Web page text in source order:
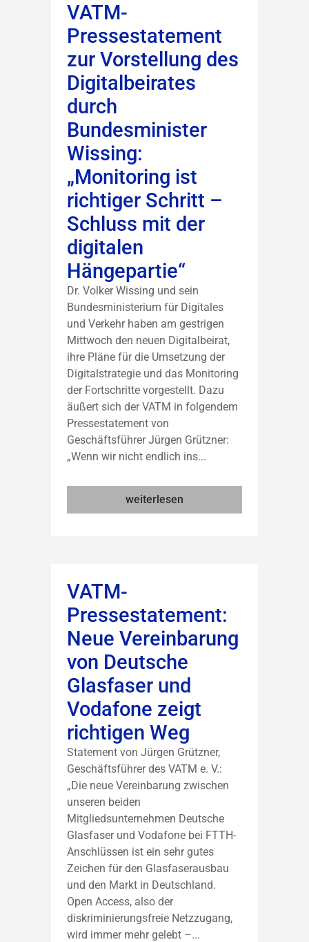
VATM-
Pressestatement
zur Vorstellung des
Digitalbeirates
durch
Bundesminister
Wissing:
„Monitoring ist
richtiger Schritt –
Schluss mit der
digitalen
Hängepartie“
Dr. Volker Wissing und sein
Bundesministerium für Digitales
und Verkehr haben am gestrigen
Mittwoch den neuen Digitalbeirat,
ihre Pläne für die Umsetzung der
Digitalstrategie und das Monitoring
der Fortschritte vorgestellt. Dazu
äußert sich der VATM in folgendem
Pressestatement von
Geschäftsführer Jürgen Grützner:
„Wenn wir nicht endlich ins...
weiterlesen
VATM-
Pressestatement:
Neue Vereinbarung
von Deutsche
Glasfaser und
Vodafone zeigt
richtigen Weg
Statement von Jürgen Grützner,
Geschäftsführer des VATM e. V.:
„Die neue Vereinbarung zwischen
unseren beiden
Mitgliedsunternehmen Deutsche
Glasfaser und Vodafone bei FTTH-
Anschlüssen ist ein sehr gutes
Zeichen für den Glasfaserausbau
und den Markt in Deutschland.
Open Access, also der
diskriminierungsfreie Netzzugang,
wird immer mehr gelebt –...